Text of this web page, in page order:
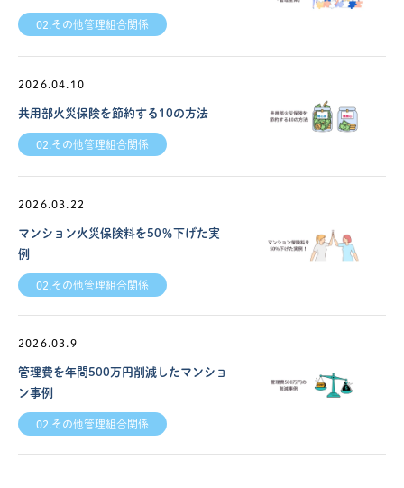
02.その他管理組合関係
2026.04.10
共用部火災保険を節約する10の方法
02.その他管理組合関係
2026.03.22
マンション火災保険料を50％下げた実
例
02.その他管理組合関係
2026.03.9
管理費を年間500万円削減したマンショ
ン事例
02.その他管理組合関係